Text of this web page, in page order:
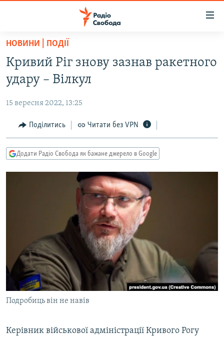
Перейти
основного
матеріалу
Перейти
до
навігації
Перейти
до
ВСЕ ЗА ДОБУ
СТАТТІ
ПОЛІТИКА
ЕКОНОМІКА
КУЛЬТУРА
ВІЙНА
РОСІЙСЬКА «ФІЛЬТРАЦІЯ»
КРИМ.РЕАЛІЇ
КИТАЙ.ВИКЛИКИ
МУЛЬТИМЕДІА
ФОТО
СПЕЦПРОЄКТИ
ПОДКАСТИ
РУС
НОВИНИ | ПОДІЇ
Кривий Ріг знову зазнав ракетного
удару – Вілкул
15 вересня 2022, 13:25
Поділитись Читати без VPN
Додати Радіо Свобода як бажане джерело в Google
Подробиць він не навів
Керівник військової адміністрації Кривого Рогу